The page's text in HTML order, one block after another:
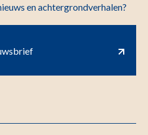
en achtergrondverhalen?